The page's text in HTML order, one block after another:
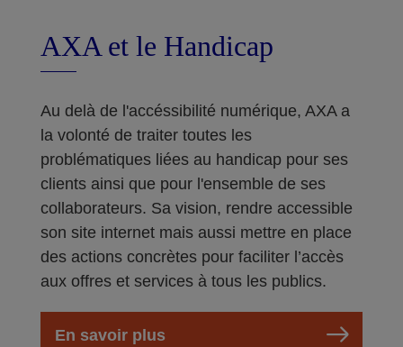
AXA et le Handicap
Au delà de l'accéssibilité numérique, AXA a
la volonté de traiter toutes les
problématiques liées au handicap pour ses
clients ainsi que pour l'ensemble de ses
collaborateurs. Sa vision, rendre accessible
son site internet mais aussi mettre en place
des actions concrètes pour faciliter l’accès
aux offres et services à tous les publics.
En savoir plus